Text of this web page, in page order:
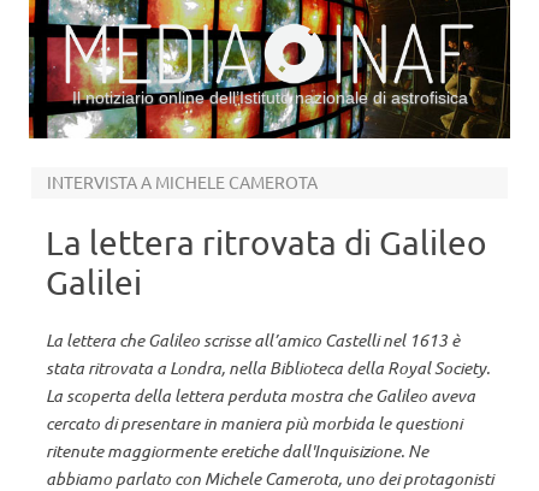
Il notiziario online dell’Istituto nazionale di astrofisica
INTERVISTA A MICHELE CAMEROTA
La lettera ritrovata di Galileo
Galilei
La lettera che Galileo scrisse all’amico Castelli nel 1613 è
stata ritrovata a Londra, nella Biblioteca della Royal Society.
La scoperta della lettera perduta mostra che Galileo aveva
cercato di presentare in maniera più morbida le questioni
ritenute maggiormente eretiche dall'Inquisizione. Ne
abbiamo parlato con Michele Camerota, uno dei protagonisti